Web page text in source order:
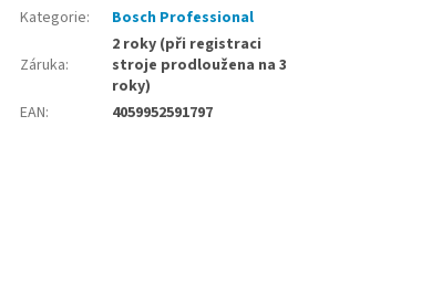
Kategorie: Bosch Professional
Záruka:
2 roky (při registraci
stroje prodloužena na 3
roky)
EAN: 4059952591797